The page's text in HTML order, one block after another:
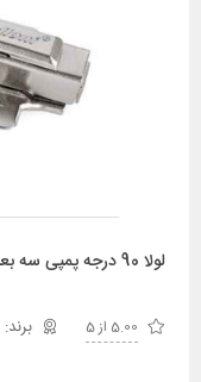
لولا 90 درجه پمپی سه بعدی ملونی
5.00 از 5